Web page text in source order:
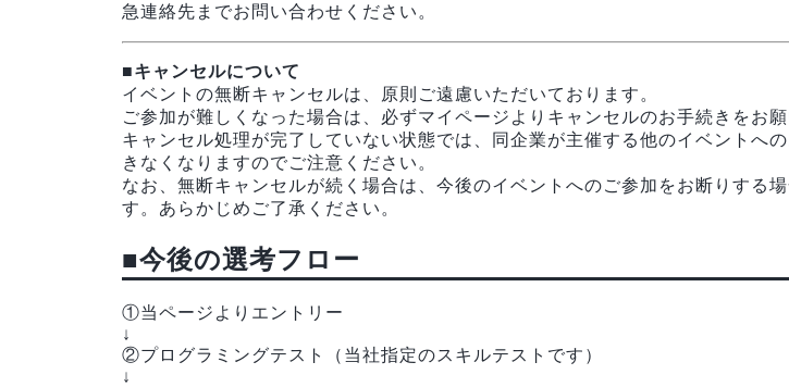
急連絡先までお問い合わせください。
■キャンセルについて
イベントの無断キャンセルは、原則ご遠慮いただいております。
ご参加が難しくなった場合は、必ずマイページよりキャンセルのお手続きをお願
キャンセル処理が完了していない状態では、同企業が主催する他のイベントへ
きなくなりますのでご注意ください。
なお、無断キャンセルが続く場合は、今後のイベントへのご参加をお断りする場
す。あらかじめご了承ください。
■今後の選考フロー
①当ページよりエントリー
↓
②プログラミングテスト（当社指定のスキルテストです）
↓